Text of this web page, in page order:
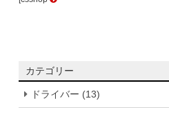
カテゴリー
ドライバー (13)